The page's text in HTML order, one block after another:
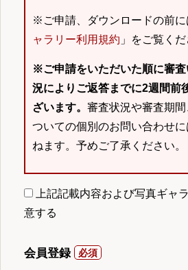
※ご申請、ダウンロードの前に
ャラリー利用規約 」をご覧くだ
※ご申請をいただいた順に審
況によりご返答までに2週間前
ざいます。 審査状況や審査期
ついての個別のお問い合わせ
ねます。予めご了承ください。
上記記載内容および写真ギャ
意する
会員登録